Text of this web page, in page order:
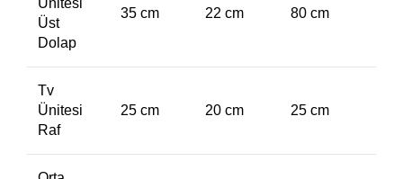
Ünitesi
Üst
Dolap
35 cm 22 cm 80 cm
Tv
Ünitesi
Raf
25 cm 20 cm 25 cm